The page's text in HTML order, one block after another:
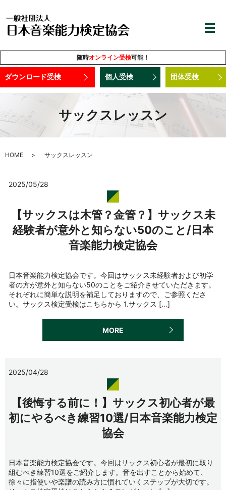
随時オンライン受検可能！
ダウンロード受検 個人受検 団体受検
サックスレッスン
HOME サックスレッスン
2025/05/28
【サックスは木管？金管？】サックス未
経験者が意外と知らない50のこと/日本
音楽能力検定協会
日本音楽能力検定協会です。今回はサックス未経験者および初学
者の方が意外と知らない50のことをご紹介させていただきます。
それぞれに簡単な説明を補足しておりますので、ご参照くださ
い。サックス検定受検はこちらから 1.サックス […]
MORE
2025/04/28
【後悔する前に！】サックス初心者が最
初にやるべき練習10選/日本音楽能力検定
協会
日本音楽能力検定協会です。今回はサックス初心者が最初に取り
組むべき練習10選をご紹介します。音を出すことから始めて、
徐々に指使いや楽譜の読み方に慣れていくステップが大切です。